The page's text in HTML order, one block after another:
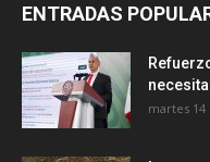
ENTRADAS
martes 14